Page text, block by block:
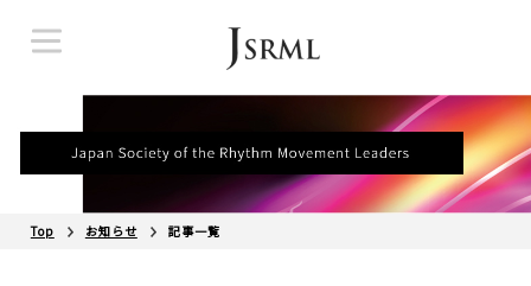
Top お知らせ 記事一覧